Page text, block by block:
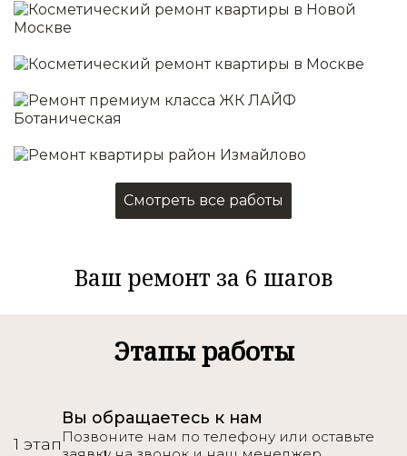
Отделка стен/потолков
Установка освещения
Подробнее
Капитальный
от 4000 руб./м
Все что в косметическом
Монтаж окон и дверей
Сантехника
Подробнее
Смотреть все работы
Ваш ремонт за 6 шагов
Этапы работы
1 этап
Вы обращаетесь к нам
Позвоните нам по телефону или оставьте